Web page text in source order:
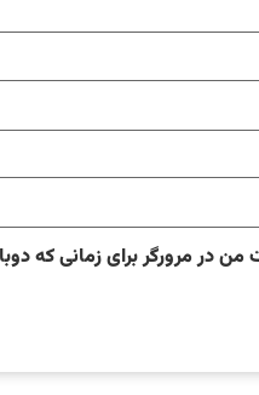
من در مرورگر برای زمانی که